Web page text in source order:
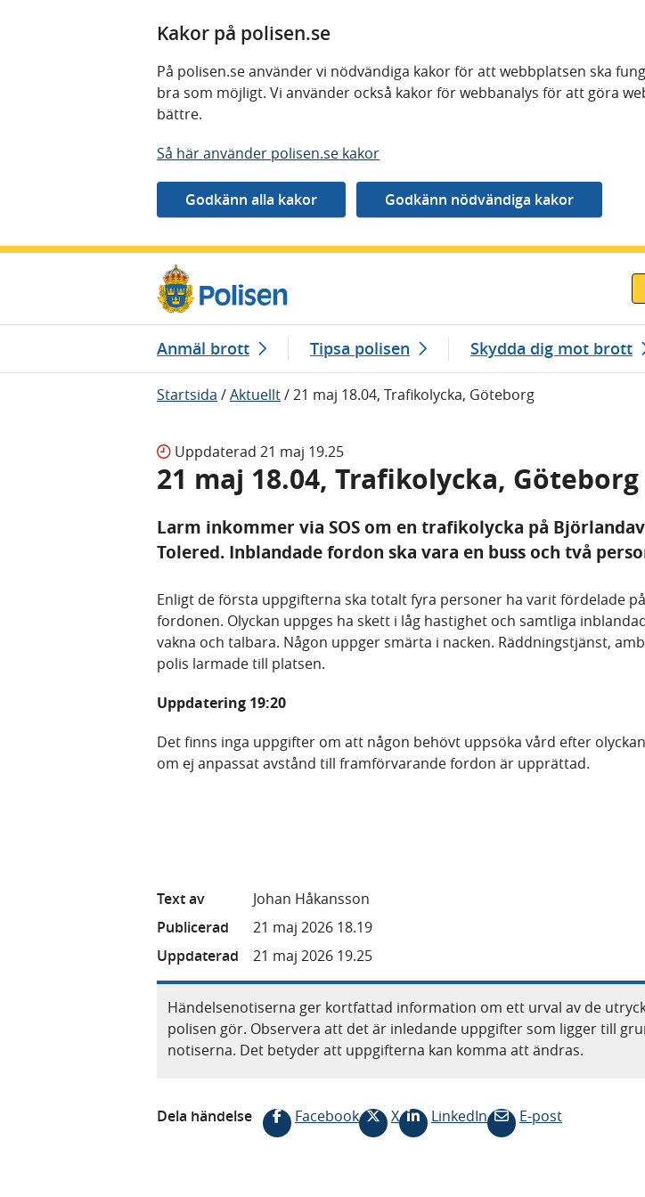
Kakor på polisen.se
På polisen.se använder vi nödvändiga kakor för att webbplatsen ska
bra som möjligt. Vi använder också kakor för webbanalys för att göra
bättre.
Så här använder polisen.se kakor
Anmäl brott Tipsa polisen Skydda dig mot brott
Startsida /Aktuellt/21 maj 18.04, Trafikolycka, Göteborg
Uppdaterad 21 maj 19.25
21 maj 18.04, Trafikolycka, Göteborg
Larm inkommer via SOS om en trafikolycka på
Tolered. Inblandade fordon ska vara en buss och två
Enligt de första uppgifterna ska totalt fyra personer ha varit fördelade
fordonen. Olyckan uppges ha skett i låg hastighet och samtliga
vakna och talbara. Någon uppger smärta i nacken. Räddningstjänst,
polis larmade till platsen.
Uppdatering 19:20
Det finns inga uppgifter om att någon behövt uppsöka vård efter
om ej anpassat avstånd till framförvarande fordon är upprättad.
Text av
Johan Håkansson
Publicerad
21 maj 2026 18.19
Uppdaterad
21 maj 2026 19.25
Händelsenotiserna ger kortfattad information om ett urval av de
polisen gör. Observera att det är inledande uppgifter som ligger till
notiserna. Det betyder att uppgifterna kan komma att ändras.
Dela händelse Facebook X LinkedIn E-post